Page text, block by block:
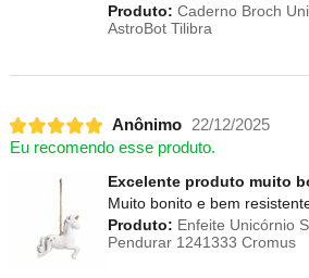
Produto: Caderno Broch
AstroBot Tilibra
Anônimo
22/12/2025
Eu recomendo esse produto.
Excelente produto muito
Muito bonito e bem
Produto: Enfeite Unicórnio
Pendurar 1241333 Cromus